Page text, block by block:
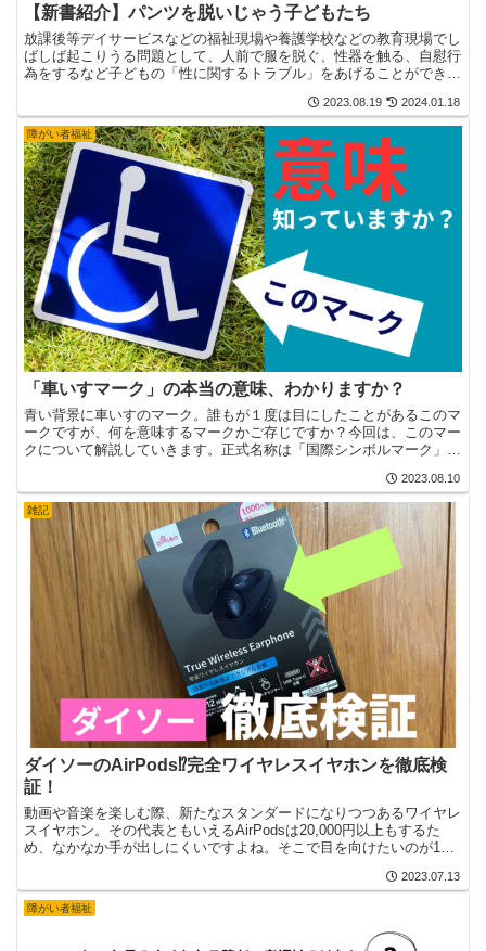
【新書紹介】パンツを脱いじゃう子どもたち
放課後等デイサービスなどの福祉現場や養護学校などの教育現場でし
ばしば起こりうる問題として、人前で服を脱ぐ、性器を触る、自慰行
為をするなど子どもの「性に関するトラブル」をあげることができま
2023.08.19 2024.01.18
障がい者福祉
「車いすマーク」の本当の意味、わかりますか？
青い背景に車いすのマーク。誰もが１度は目にしたことがあるこのマ
ークですが、何を意味するマークかご存じですか？今回は、このマー
クについて解説していきます。正式名称は「国際シンボルマーク」こ
2023.08.10
雑記
ダイソーのAirPods⁉完全ワイヤレスイヤホンを徹底検
証！
動画や音楽を楽しむ際、新たなスタンダードになりつつあるワイヤレ
スイヤホン。その代表ともいえるAirPodsは20,000円以上もするた
め、なかなか手が出しにくいですよね。そこで目を向けたいのが100
2023.07.13
障がい者福祉